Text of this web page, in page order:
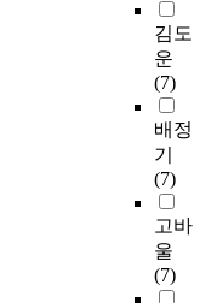
김도
운
(7)
배정
기
(7)
고바
울
(7)